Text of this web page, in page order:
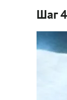
Шаг 4